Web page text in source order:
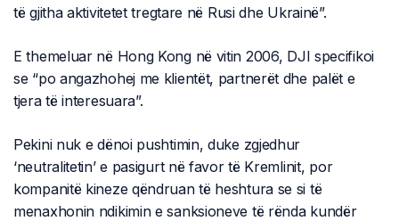
të gjitha aktivitetet tregtare në Rusi dhe Ukrainë”.
E themeluar në Hong Kong në vitin 2006, DJI specifikoi
se “po angazhohej me klientët, partnerët dhe palët e
tjera të interesuara”.
Pekini nuk e dënoi pushtimin, duke zgjedhur
‘neutralitetin’ e pasigurt në favor të Kremlinit, por
kompanitë kineze qëndruan të heshtura se si të
menaxhonin ndikimin e sanksioneve të rënda kundër